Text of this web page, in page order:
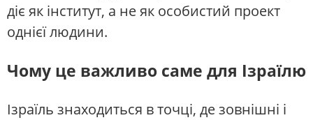
діє як інститут, а не як особистий проект
однієї людини.
Чому це важливо саме для Ізраїлю
Ізраїль знаходиться в точці, де зовнішні і